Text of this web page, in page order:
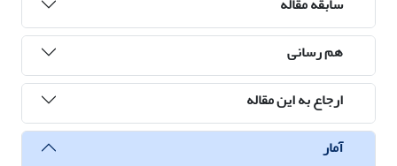
هم رسانی
ارجاع به این مقاله
آمار